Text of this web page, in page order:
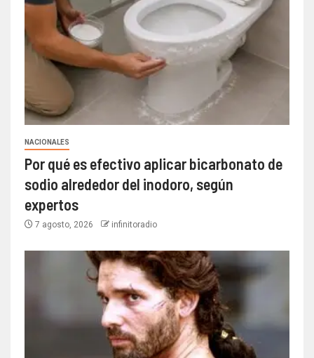
NACIONALES
Por qué es efectivo aplicar bicarbonato de
sodio alrededor del inodoro, según
expertos
7 agosto, 2026 infinitoradio